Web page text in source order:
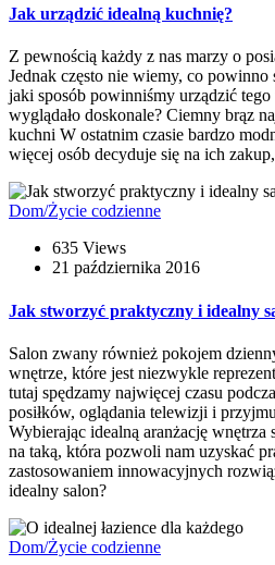
Jak urządzić idealną kuchnię?
Z pewnością każdy z nas marzy o
Jednak często nie wiemy, co
jaki sposób powinniśmy urządzić
wyglądało doskonale? Ciemny brąz
kuchni W ostatnim czasie bardzo
więcej osób decyduje się na ich
Dom/Życie codzienne
635 Views
21 października 2016
Jak stworzyć praktyczny i idealny
Salon zwany również pokojem
wnętrze, które jest niezwykle
tutaj spędzamy najwięcej czasu
posiłków, oglądania telewizji i
Wybierając idealną aranżację
na taką, która pozwoli nam uzyskać
zastosowaniem innowacyjnych
idealny salon?
Dom/Życie codzienne